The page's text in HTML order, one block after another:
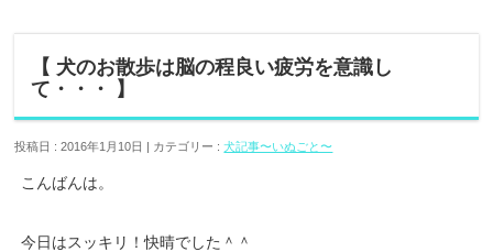
【 犬のお散歩は脳の程良い疲労を意識し
て・・・ 】
投稿日 : 2016年1月10日 | カテゴリー :犬記事〜いぬごと〜
こんばんは。
今日はスッキリ！快晴でした＾＾